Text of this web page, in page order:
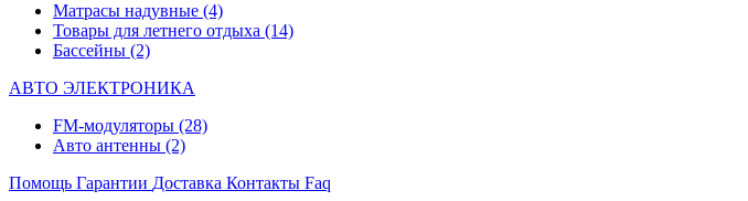
Матрасы надувные (4)
Товары для летнего отдыха (14)
Бассейны (2)
АВТО ЭЛЕКТРОНИКА
FM-модуляторы (28)
Авто антенны (2)
Помощь Гарантии Доставка Контакты Faq